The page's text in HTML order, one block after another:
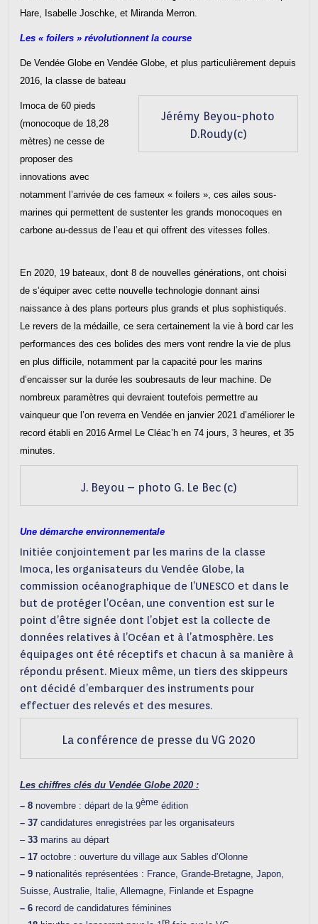
Hare, Isabelle Joschke, et Miranda Merron.
Les « foilers » révolutionnent la course
De Vendée Globe en Vendée Globe, et plus particulièrement depuis
2016, la classe de bateau
Jérémy Beyou-photo
D.Roudy(c)
Imoca de 60 pieds
(monocoque de 18,28
mètres) ne cesse de
proposer des
innovations avec
notamment l’arrivée de ces fameux « foilers », ces ailes sous-
marines qui permettent de sustenter les grands monocoques en
carbone au-dessus de l’eau et qui offrent des vitesses folles.
En 2020, 19 bateaux, dont 8 de nouvelles générations, ont choisi
de s’équiper avec cette nouvelle technologie donnant ainsi
naissance à des plans porteurs plus grands et plus sophistiqués.
Le revers de la médaille, ce sera certainement la vie à bord car les
performances des ces bolides des mers vont rendre la vie de plus
en plus difficile, notamment par la capacité pour les marins
d’encaisser sur la durée les soubresauts de leur machine. De
nombreux paramètres qui devraient toutefois permettre au
vainqueur que l’on reverra en Vendée en janvier 2021 d’améliorer le
record établi en 2016 Armel Le Cléac’h en 74 jours, 3 heures, et 35
minutes.
J. Beyou – photo G. Le Bec (c)
Une démarche environnementale
Initiée conjointement par les marins de la classe
Imoca, les organisateurs du Vendée Globe, la
commission océanographique de l’UNESCO et dans le
but de protéger l’Océan, une convention est sur le
point d’être signée dont l’objet est la collecte de
données relatives à l’Océan et à l’atmosphère. Les
équipages ont été réceptifs et chacun à sa manière à
répondu présent. Mieux même, un tiers des skippeurs
ont décidé d’embarquer des instruments pour
effectuer des relevés et des mesures.
La conférence de presse du VG 2020
Les chiffres clés du Vendée Globe 2020 :
– 8 novembre : départ de la 9ème édition
– 37 candidatures enregistrées par les organisateurs
–33 marins au départ
– 17 octobre : ouverture du village aux Sables d’Olonne
– 9 nationalités représentées : France, Grande-Bretagne, Japon,
Suisse, Australie, Italie, Allemagne, Finlande et Espagne
– 6 record de candidatures féminines
re